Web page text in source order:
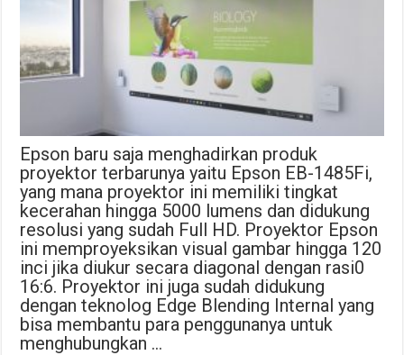
Epson baru saja menghadirkan produk
proyektor terbarunya yaitu Epson EB-1485Fi,
yang mana proyektor ini memiliki tingkat
kecerahan hingga 5000 lumens dan didukung
resolusi yang sudah Full HD. Proyektor Epson
ini memproyeksikan visual gambar hingga 120
inci jika diukur secara diagonal dengan rasi0
16:6. Proyektor ini juga sudah didukung
dengan teknolog Edge Blending Internal yang
bisa membantu para penggunanya untuk
menghubungkan …